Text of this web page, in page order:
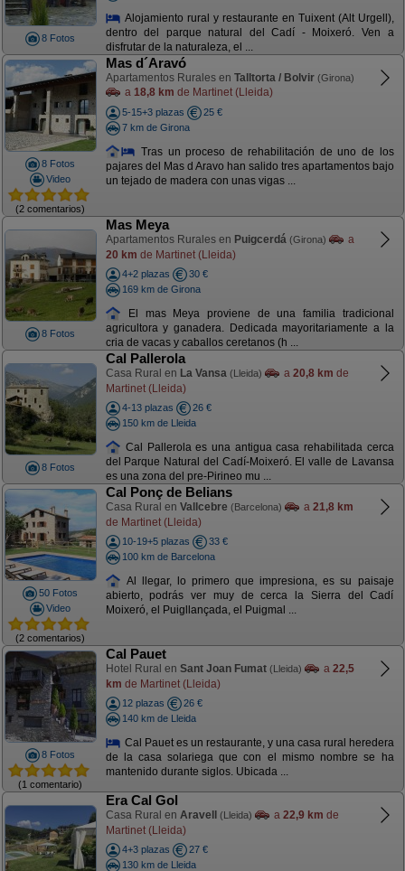
8 Fotos
Alojamiento rural y restaurante en Tuixent (Alt Urgell),
dentro del parque natural del Cadí - Moixeró. Ven a
disfrutar de la naturaleza, el ...
8 Fotos
Video
(2 comentarios)
Mas d´Aravó
Apartamentos Rurales en Talltorta / Bolvir (Girona)
a 18,8 km de Martinet (Lleida)
5-15+3 plazas
25 €
7 km de Girona
Tras un proceso de rehabilitación de uno de los
pajares del Mas d Aravo han salido tres apartamentos bajo
un tejado de madera con unas vigas ...
8 Fotos
Mas Meya
Apartamentos Rurales en Puigcerdá (Girona)
a
20 km de Martinet (Lleida)
4+2 plazas
30 €
169 km de Girona
El mas Meya proviene de una familia tradicional
agricultora y ganadera. Dedicada mayoritariamente a la
cria de vacas y caballos ceretanos (h ...
8 Fotos
Cal Pallerola
Casa Rural en La Vansa (Lleida) a 20,8 km de
Martinet (Lleida)
4-13 plazas
26 €
150 km de Lleida
Cal Pallerola es una antigua casa rehabilitada cerca
del Parque Natural del Cadí-Moixeró. El valle de Lavansa
es una zona del pre-Pirineo mu ...
50 Fotos
Video
(2 comentarios)
Cal Ponç de Belians
Casa Rural en Vallcebre (Barcelona) a 21,8 km
de Martinet (Lleida)
10-19+5 plazas
33 €
100 km de Barcelona
Al llegar, lo primero que impresiona, es su paisaje
abierto, podrás ver muy de cerca la Sierra del Cadí
Moixeró, el Puigllançada, el Puigmal ...
8 Fotos
(1 comentario)
Cal Pauet
Hotel Rural en Sant Joan Fumat (Lleida) a 22,5
km de Martinet (Lleida)
12 plazas
26 €
140 km de Lleida
Cal Pauet es un restaurante, y una casa rural heredera
de la casa solariega que con el mismo nombre se ha
mantenido durante siglos. Ubicada ...
Era Cal Gol
Casa Rural en Aravell (Lleida) a 22,9 km de
Martinet (Lleida)
4+3 plazas
27 €
130 km de Lleida